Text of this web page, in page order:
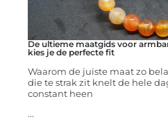
De ultieme maatgids voor
kies je de perfecte fit
Waarom de juiste maat zo
die te strak zit knelt de hele
constant heen
...